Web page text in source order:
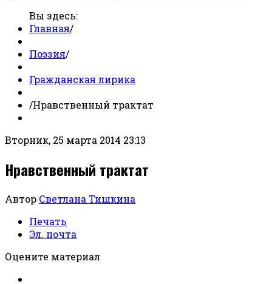
Вы здесь:
Главная/
Поэзия/
Гражданская лирика
/Нравственный трактат
Вторник, 25 марта 2014 23:13
Нравственный трактат
Автор Светлана Тишкина
Печать
Эл. почта
Оцените материал